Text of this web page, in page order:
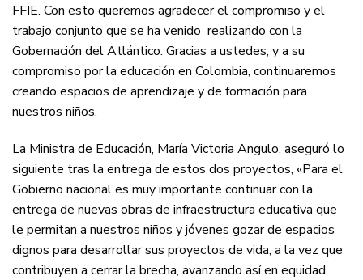
FFIE. Con esto queremos agradecer el compromiso y el
trabajo conjunto que se ha venido realizando con la
Gobernación del Atlántico. Gracias a ustedes, y a su
compromiso por la educación en Colombia, continuaremos
creando espacios de aprendizaje y de formación para
nuestros niños.
La Ministra de Educación, María Victoria Angulo, aseguró lo
siguiente tras la entrega de estos dos proyectos, «Para el
Gobierno nacional es muy importante continuar con la
entrega de nuevas obras de infraestructura educativa que
le permitan a nuestros niños y jóvenes gozar de espacios
dignos para desarrollar sus proyectos de vida, a la vez que
contribuyen a cerrar la brecha, avanzando así en equidad